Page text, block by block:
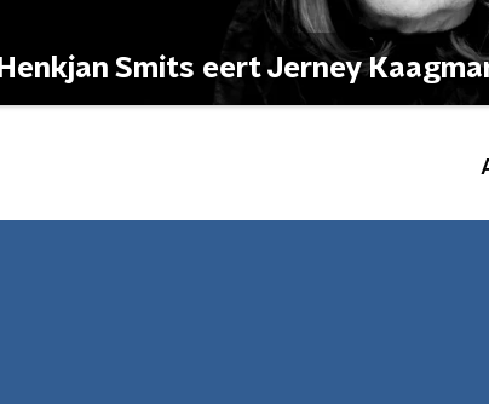
Henkjan Smits eert Jerney